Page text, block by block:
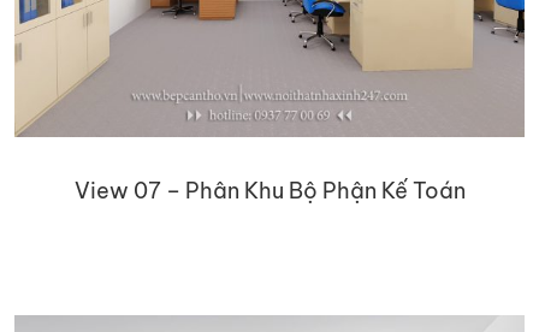
View 07 – Phân Khu Bộ Phận Kế Toán